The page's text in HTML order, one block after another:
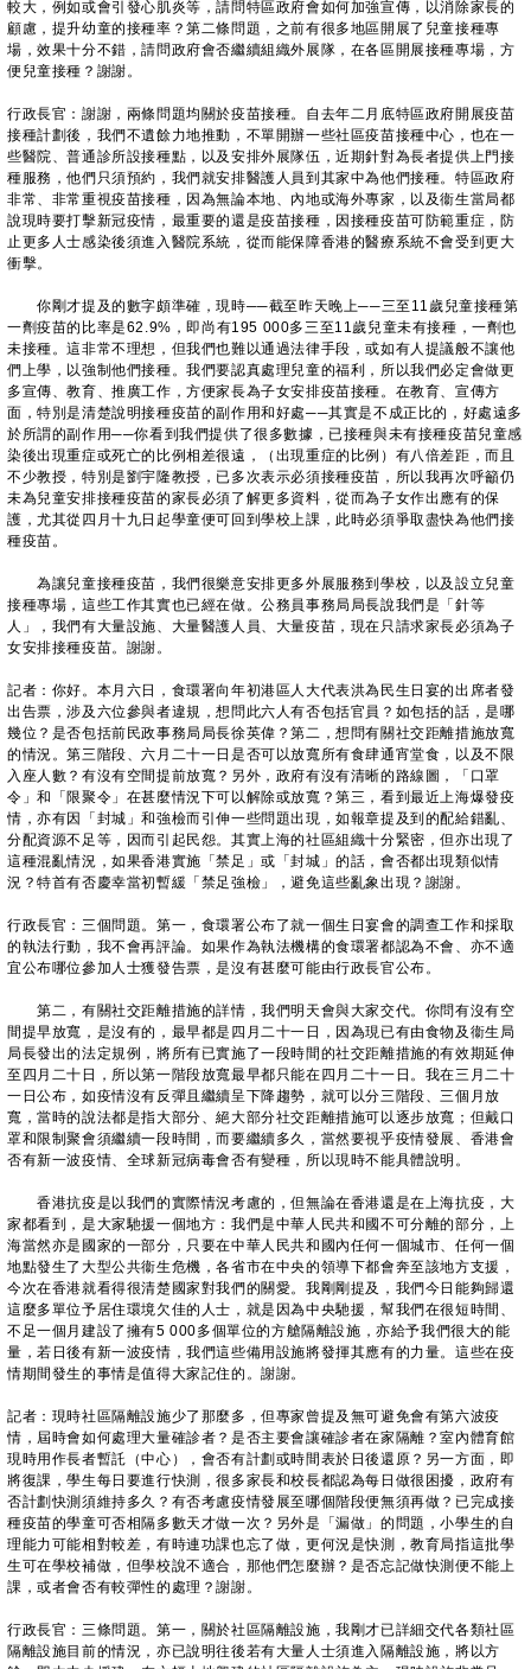
較大，例如或會引發心肌炎等，請問特區政府會如何加強宣傳，以消除家長的
顧慮，提升幼童的接種率？第二條問題，之前有很多地區開展了兒童接種專
場，效果十分不錯，請問政府會否繼續組織外展隊，在各區開展接種專場，方
便兒童接種？謝謝。
行政長官：謝謝，兩條問題均關於疫苗接種。自去年二月底特區政府開展疫苗
接種計劃後，我們不遺餘力地推動，不單開辦一些社區疫苗接種中心，也在一
些醫院、普通診所設接種點，以及安排外展隊伍，近期針對為長者提供上門接
種服務，他們只須預約，我們就安排醫護人員到其家中為他們接種。特區政府
非常、非常重視疫苗接種，因為無論本地、內地或海外專家，以及衞生當局都
說現時要打擊新冠疫情，最重要的還是疫苗接種，因接種疫苗可防範重症，防
止更多人士感染後須進入醫院系統，從而能保障香港的醫療系統不會受到更大
衝擊。
你剛才提及的數字頗準確，現時──截至昨天晚上──三至11歲兒童接種第
一劑疫苗的比率是62.9%，即尚有195 000多三至11歲兒童未有接種，一劑也
未接種。這非常不理想，但我們也難以通過法律手段，或如有人提議般不讓他
們上學，以強制他們接種。我們要認真處理兒童的福利，所以我們必定會做更
多宣傳、教育、推廣工作，方便家長為子女安排疫苗接種。在教育、宣傳方
面，特別是清楚說明接種疫苗的副作用和好處──其實是不成正比的，好處遠多
於所謂的副作用──你看到我們提供了很多數據，已接種與未有接種疫苗兒童感
染後出現重症或死亡的比例相差很遠，（出現重症的比例）有八倍差距，而且
不少教授，特別是劉宇隆教授，已多次表示必須接種疫苗，所以我再次呼籲仍
未為兒童安排接種疫苗的家長必須了解更多資料，從而為子女作出應有的保
護，尤其從四月十九日起學童便可回到學校上課，此時必須爭取盡快為他們接
種疫苗。
為讓兒童接種疫苗，我們很樂意安排更多外展服務到學校，以及設立兒童
接種專場，這些工作其實也已經在做。公務員事務局局長說我們是「針等
人」，我們有大量設施、大量醫護人員、大量疫苗，現在只請求家長必須為子
女安排接種疫苗。謝謝。
記者：你好。本月六日，食環署向年初港區人大代表洪為民生日宴的出席者發
出告票，涉及六位參與者違規，想問此六人有否包括官員？如包括的話，是哪
幾位？是否包括前民政事務局局長徐英偉？第二，想問有關社交距離措施放寬
的情況。第三階段、六月二十一日是否可以放寬所有食肆通宵堂食，以及不限
入座人數？有沒有空間提前放寬？另外，政府有沒有清晰的路線圖，「口罩
令」和「限聚令」在甚麼情況下可以解除或放寬？第三，看到最近上海爆發疫
情，亦有因「封城」和強檢而引伸一些問題出現，如報章提及到的配給錯亂、
分配資源不足等，因而引起民怨。其實上海的社區組織十分緊密，但亦出現了
這種混亂情況，如果香港實施「禁足」或「封城」的話，會否都出現類似情
況？特首有否慶幸當初暫緩「禁足強檢」，避免這些亂象出現？謝謝。
行政長官：三個問題。第一，食環署公布了就一個生日宴會的調查工作和採取
的執法行動，我不會再評論。如果作為執法機構的食環署都認為不會、亦不適
宜公布哪位參加人士獲發告票，是沒有甚麼可能由行政長官公布。
第二，有關社交距離措施的詳情，我們明天會與大家交代。你問有沒有空
間提早放寬，是沒有的，最早都是四月二十一日，因為現已有由食物及衞生局
局長發出的法定規例，將所有已實施了一段時間的社交距離措施的有效期延伸
至四月二十日，所以第一階段放寬最早都只能在四月二十一日。我在三月二十
一日公布，如疫情沒有反彈且繼續呈下降趨勢，就可以分三階段、三個月放
寬，當時的說法都是指大部分、絕大部分社交距離措施可以逐步放寬；但戴口
罩和限制聚會須繼續一段時間，而要繼續多久，當然要視乎疫情發展、香港會
否有新一波疫情、全球新冠病毒會否有變種，所以現時不能具體說明。
香港抗疫是以我們的實際情況考慮的，但無論在香港還是在上海抗疫，大
家都看到，是大家馳援一個地方：我們是中華人民共和國不可分離的部分，上
海當然亦是國家的一部分，只要在中華人民共和國內任何一個城市、任何一個
地點發生了大型公共衞生危機，各省市在中央的領導下都會奔至該地方支援，
今次在香港就看得很清楚國家對我們的關愛。我剛剛提及，我們今日能夠歸還
這麼多單位予居住環境欠佳的人士，就是因為中央馳援，幫我們在很短時間、
不足一個月建設了擁有5 000多個單位的方艙隔離設施，亦給予我們很大的能
量，若日後有新一波疫情，我們這些備用設施將發揮其應有的力量。這些在疫
情期間發生的事情是值得大家記住的。謝謝。
記者：現時社區隔離設施少了那麼多，但專家曾提及無可避免會有第六波疫
情，屆時會如何處理大量確診者？是否主要會讓確診者在家隔離？室內體育館
現時用作長者暫託（中心），會否有計劃或時間表於日後還原？另一方面，即
將復課，學生每日要進行快測，很多家長和校長都認為每日做很困擾，政府有
否計劃快測須維持多久？有否考慮疫情發展至哪個階段便無須再做？已完成接
種疫苗的學童可否相隔多數天才做一次？另外是「漏做」的問題，小學生的自
理能力可能相對較差，有時連功課也忘了做，更何況是快測，教育局指這批學
生可在學校補做，但學校說不適合，那他們怎麼辦？是否忘記做快測便不能上
課，或者會否有較彈性的處理？謝謝。
行政長官：三條問題。第一，關於社區隔離設施，我剛才已詳細交代各類社區
隔離設施目前的情況，亦已說明往後若有大量人士須進入隔離設施，將以方